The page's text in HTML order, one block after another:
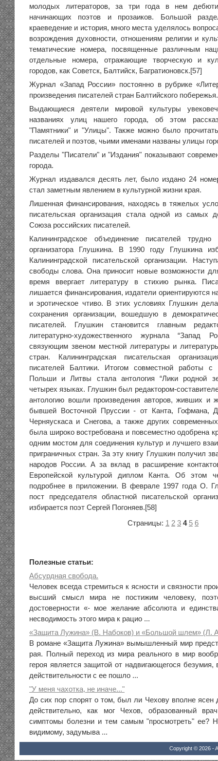
молодых литераторов, за три года в нем
начинающих поэтов и прозаиков. Большой
краеведение и история, много места уделялось
возрождения духовности, отношениям религии и
тематические номера, посвященные различным
отдельные номера, отражающие творческую и
городов, как Советск, Балтийск, Багратионовск.[57]
Журнал «Запад России» постоянно в рубрике
произведения писателей стран Балтийского побережья.
Выдающиеся деятели мировой культуры
названиях улиц нашего города, об этом
"Памятники" и "Улицы". Также можно было
писателей и поэтов, чьими именами названы улицы
Разделы "Писатели" и "Издания" показывают
города.
Журнал издавался десять лет, было издано 24
стал заметным явлением в культурной жизни края.
Лишенная финансирования, находясь в тяжелых
писательская организация стала одной из самых
Союза российских писателей.
Калининградское объединение писателей
организатора Глушкина. В 1990 году Глушкина
Калининградской писательской организации.
свободы слова. Она приносит новые возможности
время ввергает литературу в стихию рынка.
лишается финансирования, издатели ориентируются
и эротическое чтиво. В этих условиях Глушкин
сохранения организации, вошедшую в
писателей. Глушкин становится главным
литературно-художественного журнала “Запад
связующим звеном местной литературы и
стран. Калининградская писательская
писателей Балтики. Итогом совместной работы с
Польши и Литвы стала антология “Лики родной
четырех языках. Глушкин был редактором-
антологию вошли произведения авторов, живших и
бывшей Восточной Пруссии - от Канта, Гофмана,
Черняускаса и Снегова, а также других
была широко востребована и повсеместно одобрена
одним мостом для соединения культур и лучшего
приграничных стран. За эту книгу Глушкин получил
народов России. А за вклад в расширение
Европейской культурой диплом Канта. Об этом
подробнее в приложении. В феврале 1997 года О.
пост председателя областной писательской
избирается поэт Сергей Погоняев.[58]
Страницы: 1 2 3 4 5 6
Полезные статьи:
Абсурдная свобода.
Человек всегда стремиться к ясности и связности
высший смысл мира не постижим человеку,
достоверности «- мое желание абсолюта и
несводимость этого мира к рацио ...
«Защита Лужина» (В. Набоков) и «Большой шлем» (Л.
В романе «Защита Лужина» вымышленный мир
рая. Полный переход из мира реального в мир
героя является защитой от надвигающегося безумия,
действительности с ее пошло ...
"У меня чахотка, не иначе..."
До сих пор спорят о том, был ли Чехову вполне ясен
действительно, как мог Чехов, образованный
симптомы болезни и тем самым "просмотреть" ее?
видимому, задумыва ...
Copyright © 2026 -